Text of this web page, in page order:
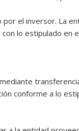
el inversor. La
lo estipulado en
conforme a lo